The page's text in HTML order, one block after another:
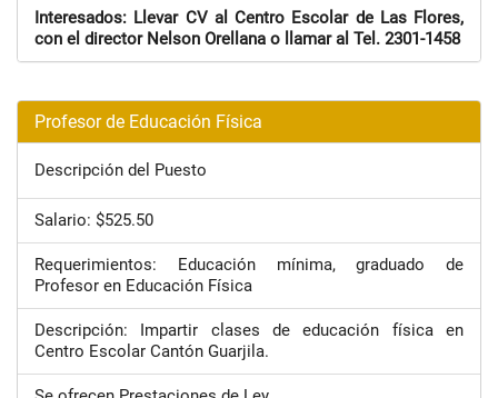
Interesados: Llevar CV al Centro Escolar de Las Flores,
con el director Nelson Orellana o llamar al Tel. 2301-1458
Profesor de Educación Física
Descripción del Puesto
Salario: $525.50
Requerimientos: Educación mínima, graduado de
Profesor en Educación Física
Descripción: Impartir clases de educación física en
Centro Escolar Cantón Guarjila.